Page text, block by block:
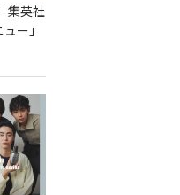
集英社
ー」